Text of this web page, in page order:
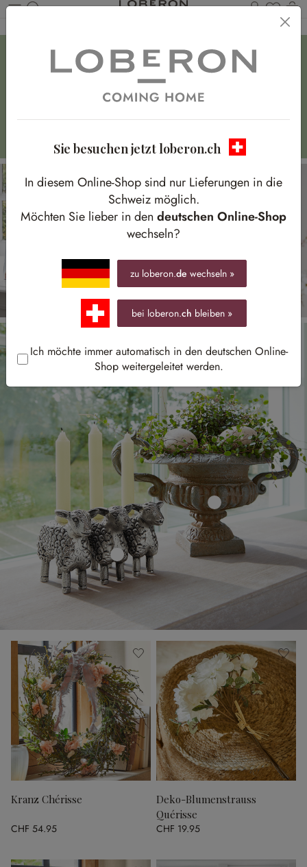
Du
Frühlingshafte Fensterdeko
Kranz Chérisse
CHF 54.95
Deko-Blumenstrauss
Quérisse
CHF 19.95
Sie besuchen jetzt loberon.ch
In diesem Online-Shop sind nur Lieferungen in die
Schweiz möglich.
Möchten Sie lieber in den deutschen Online-Shop
wechseln?
zu loberon.de wechseln »
bei loberon.ch bleiben »
Ich möchte immer automatisch in den deutschen Online-
Shop weitergeleitet werden.